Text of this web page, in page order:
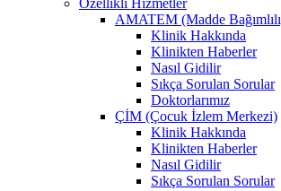
AMATEM (Madde
Klinik Hakkında
Klinikten Haberler
Nasıl Gidilir
Sıkça Sorulan Sorular
Doktorlarımız
ÇİM (Çocuk İzlem Merkezi)
Klinik Hakkında
Klinikten Haberler
Nasıl Gidilir
Sıkça Sorulan Sorular